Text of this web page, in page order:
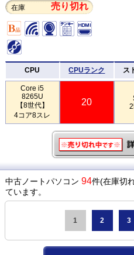
在庫 売り切れ
CPU CPUランク ス
Core i5
8265U
【8世代】
4コア8スレ
20
中古ノートパソコン 94件(在庫切
ています。
1 2 3